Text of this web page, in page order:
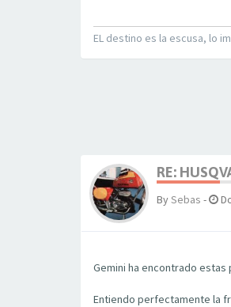
EL destino es la escusa, lo
RE:
BySebas -
Gemini ha encontrado estas
Entiendo perfectamente la